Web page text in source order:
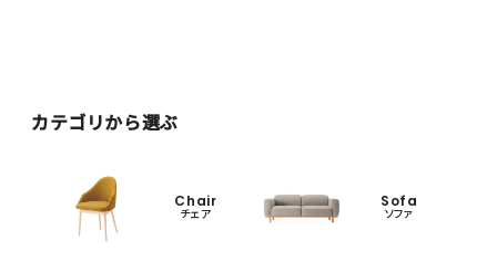
カテゴリから選ぶ
Chair
チェア
Sofa
ソファ